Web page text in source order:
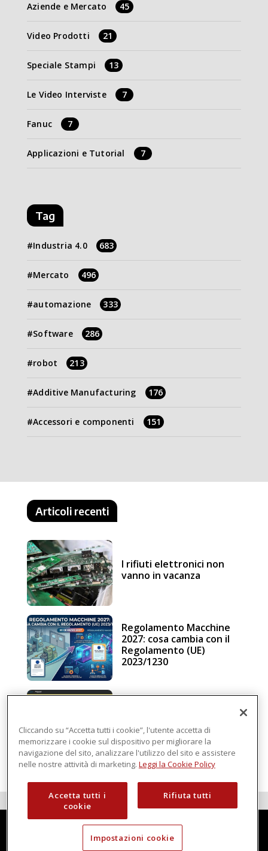
Aziende e Mercato 45
Video Prodotti 21
Speciale Stampi 13
Le Video Interviste 7
Fanuc 7
Applicazioni e Tutorial 7
Tag
Industria 4.0 683
Mercato 496
automazione 333
Software 286
robot 213
Additive Manufacturing 176
Accessori e componenti 151
Articoli recenti
I rifiuti elettronici non
vanno in vacanza
Regolamento Macchine
2027: cosa cambia con il
Regolamento (UE)
2023/1230
intelligenza in cloud
Cliccando su “Accetta tutti i cookie”, l'utente accetta di
memorizzare i cookie sul dispositivo per migliorare la
navigazione del sito, analizzare l'utilizzo del sito e assistere
nelle nostre attività di marketing. Leggi la Cookie Policy
Accetta tutti i
cookie
Rifiuta tutti
Impostazioni cookie